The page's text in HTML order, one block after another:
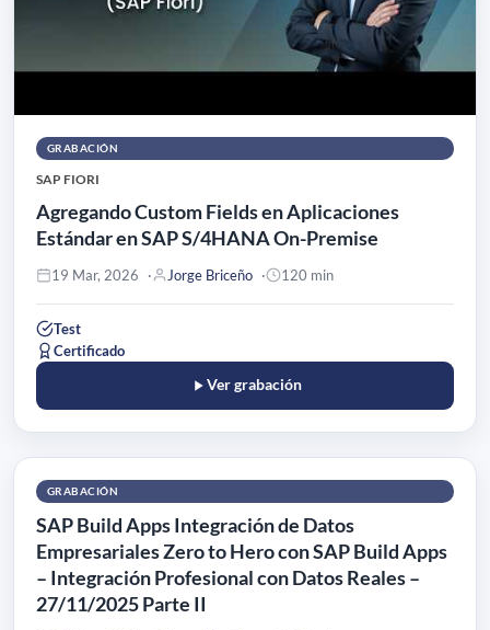
GRABACIÓN
SAP FIORI
Agregando Custom Fields en Aplicaciones
Estándar en SAP S/4HANA On-Premise
19 Mar, 2026 Jorge Briceño 120 min
Test
Certificado
Ver grabación
GRABACIÓN
SAP Build Apps Integración de Datos
Empresariales Zero to Hero con SAP Build Apps
– Integración Profesional con Datos Reales –
27/11/2025 Parte II